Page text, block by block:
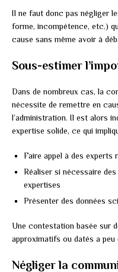
Il ne faut donc pas négliger
forme, incompétence, etc.)
cause sans même avoir à
Sous-estimer
Dans de nombreux cas, la
nécessite de remettre en
l’administration. Il est alors
expertise solide, ce qui
Faire appel à des experts
Réaliser si nécessaire
expertises
Présenter des données
Une contestation basée sur
approximatifs ou datés a peu
Négliger la